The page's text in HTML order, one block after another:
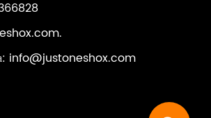
info@justoneshox.com